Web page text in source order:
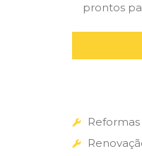
prontos